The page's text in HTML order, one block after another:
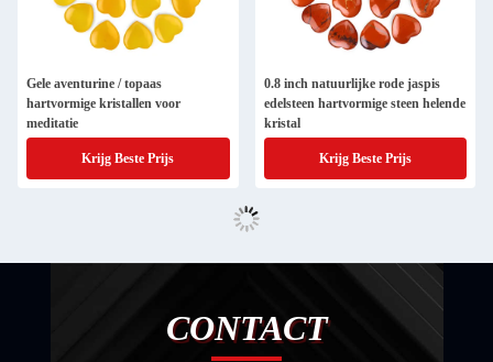
Gele aventurine / topaas
hartvormige kristallen voor
meditatie
Krijg Beste Prijs
0.8 inch natuurlijke rode jaspis
edelsteen hartvormige steen helende
kristal
Krijg Beste Prijs
CONTACT